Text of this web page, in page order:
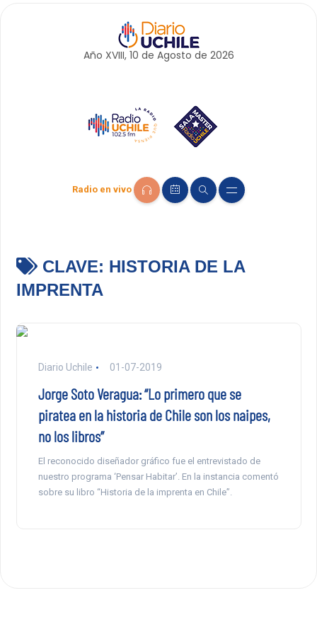
Año XVIII, 10 de Agosto de 2026
Radio en vivo
CLAVE: HISTORIA DE LA
IMPRENTA
Diario Uchile 01-07-2019
Jorge Soto Veragua: “Lo primero que se
piratea en la historia de Chile son los naipes,
no los libros”
El reconocido diseñador gráfico fue el entrevistado de
nuestro programa ‘Pensar Habitar’. En la instancia comentó
sobre su libro “Historia de la imprenta en Chile”.